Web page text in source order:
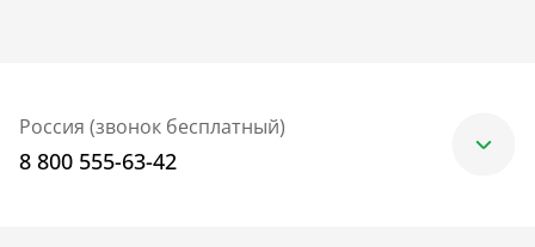
Россия (звонок бесплатный)
8 800 555-63-42